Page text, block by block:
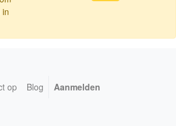
op Blog Aanmelden